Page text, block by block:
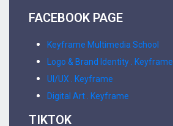
FACEBOOK PAGE
Keyframe Multimedia School
Logo & Brand Identity . Keyframe
UI/UX . Keyframe
Digital Art . Keyframe
TIKTOK